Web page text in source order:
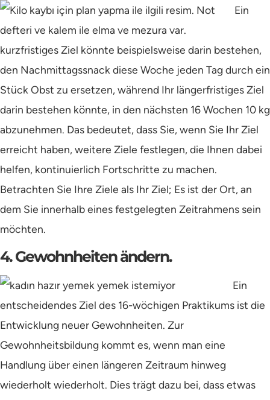
Ein
kurzfristiges Ziel könnte beispielsweise darin bestehen,
den Nachmittagssnack diese Woche jeden Tag durch ein
Stück Obst zu ersetzen, während Ihr längerfristiges Ziel
darin bestehen könnte, in den nächsten 16 Wochen 10 kg
abzunehmen. Das bedeutet, dass Sie, wenn Sie Ihr Ziel
erreicht haben, weitere Ziele festlegen, die Ihnen dabei
helfen, kontinuierlich Fortschritte zu machen.
Betrachten Sie Ihre Ziele als Ihr Ziel; Es ist der Ort, an
dem Sie innerhalb eines festgelegten Zeitrahmens sein
möchten.
4. Gewohnheiten ändern.
Ein
entscheidendes Ziel des 16-wöchigen Praktikums ist die
Entwicklung neuer Gewohnheiten. Zur
Gewohnheitsbildung kommt es, wenn man eine
Handlung über einen längeren Zeitraum hinweg
wiederholt wiederholt. Dies trägt dazu bei, dass etwas